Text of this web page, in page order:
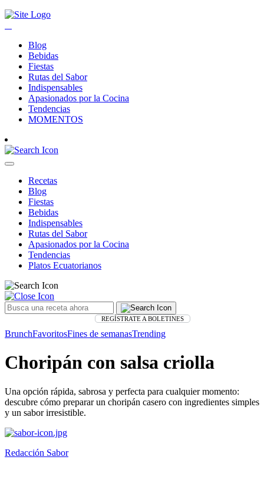
Blog
Bebidas
Fiestas
Rutas del Sabor
Indispensables
Apasionados por la Cocina
Tendencias
MOMENTOS
Recetas
Blog
Fiestas
Bebidas
Indispensables
Rutas del Sabor
Apasionados por la Cocina
Tendencias
Platos Ecuatorianos
REGÍSTRATE A BOLETINES
BrunchFavoritosFines de semanasTrending
Choripán con salsa criolla
Una opción rápida, sabrosa y perfecta para cualquier momento:
descubre cómo preparar un choripán casero con ingredientes simples
y un sabor irresistible.
Redacción Sabor